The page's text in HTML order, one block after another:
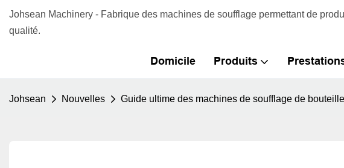
Johsean Machinery - Fabrique des machines de soufflage permettant de
qualité.
Domicile Produits
Johsean Nouvelles Guide ultime des machines de soufflage de